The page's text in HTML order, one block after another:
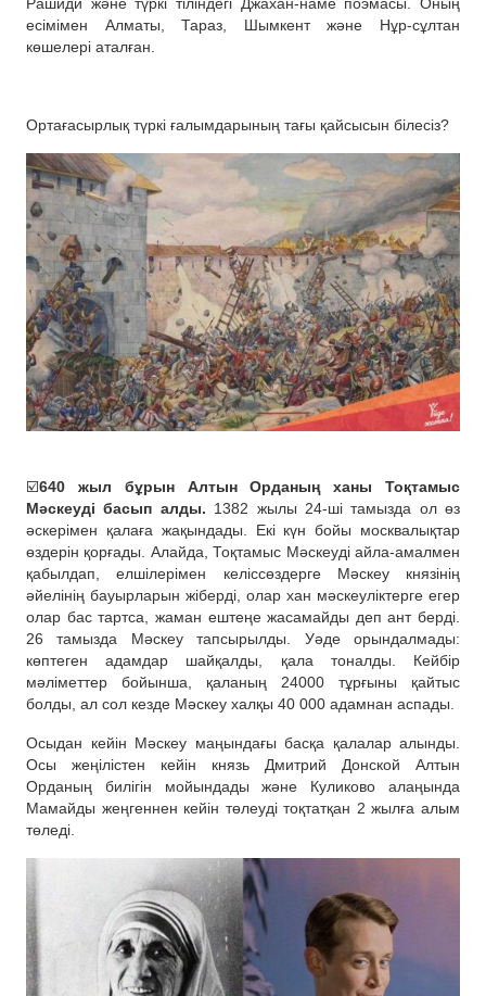
есімімен Алматы, Тараз, Шымкент және Нұр-сұлтан
көшелері аталған.
Ортағасырлық түркі ғалымдарының тағы қайсысын білесіз?
☑️640 жыл бұрын Алтын Орданың ханы Тоқтамыс
Мәскеуді басып алды. 1382 жылы 24-ші тамызда ол өз
әскерімен қалаға жақындады. Екі күн бойы москвалықтар
өздерін қорғады. Алайда, Тоқтамыс Мәскеуді айла-амалмен
қабылдап, елшілерімен келіссөздерге Мәскеу князінің
әйелінің бауырларын жіберді, олар хан мәскеуліктерге егер
олар бас тартса, жаман ештеңе жасамайды деп ант берді.
26 тамызда Мәскеу тапсырылды. Уәде орындалмады:
көптеген адамдар шайқалды, қала тоналды. Кейбір
мәліметтер бойынша, қаланың 24000 тұрғыны қайтыс
болды, ал сол кезде Мәскеу халқы 40 000 адамнан аспады.
Осыдан кейін Мәскеу маңындағы басқа қалалар алынды.
Осы жеңілістен кейін князь Дмитрий Донской Алтын
Орданың билігін мойындады және Куликово алаңында
Мамайды жеңгеннен кейін төлеуді тоқтатқан 2 жылға алым
төледі.